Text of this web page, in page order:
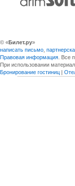
© «Билет.ру»
написать письмо
Правовая информация . Все
При использовании
Бронирование гостиниц |